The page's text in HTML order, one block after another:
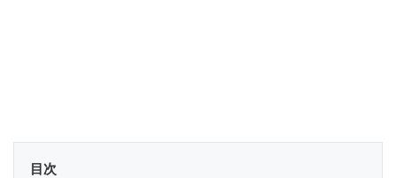
目次